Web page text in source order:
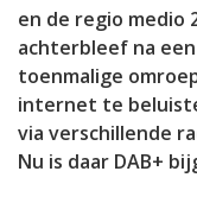
en de regio medio
achterbleef na
toenmalige
internet te
via verschillende
Nu is daar DAB+